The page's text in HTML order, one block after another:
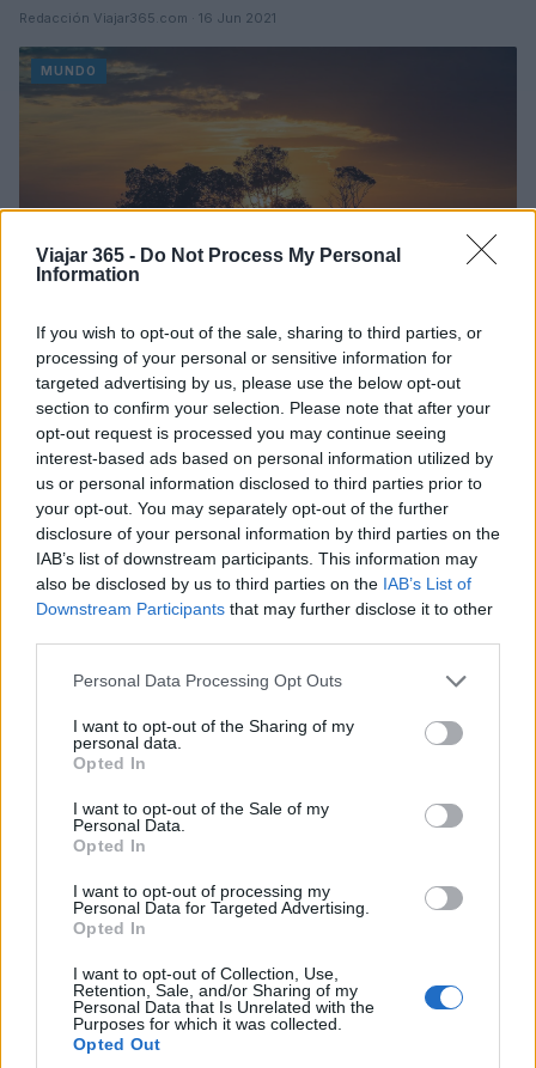
Viajar 365 - Do Not Process My Personal
Information
If you wish to opt-out of the sale, sharing to third parties, or
processing of your personal or sensitive information for
targeted advertising by us, please use the below opt-out
section to confirm your selection. Please note that after your
opt-out request is processed you may continue seeing
interest-based ads based on personal information utilized by
us or personal information disclosed to third parties prior to
your opt-out. You may separately opt-out of the further
disclosure of your personal information by third parties on the
IAB’s list of downstream participants. This information may
also be disclosed by us to third parties on the IAB’s List of
Downstream Participants that may further disclose it to other
Please note that this website/app uses one or more Google
not limited to your visit or usage behaviour. You may click to
grant or deny consent to Google and its third-party tags to
use your data for below specified purposes in below Google
consent section.
Personal Data Processing Opt Outs
I want to opt-out of the Sharing of my
personal data.
Opted In
I want to opt-out of the Sale of my
Personal Data.
Opted In
I want to opt-out of processing my
Personal Data for Targeted Advertising.
Opted In
I want to opt-out of Collection, Use,
Retention, Sale, and/or Sharing of my
Personal Data that Is Unrelated with the
Purposes for which it was collected.
Opted Out
Redacción Viajar365.com · 16 Jun 2021
MUNDO
Las mejores cosas para hacer en Darwin
Al norte de Australia, más cerca de las ciudades del sudeste
asiático, se encuentra Darwin, una ciudad con muchas cosas
por hacer.
Redacción Viajar365.com · 16 Jun 2021
Las mejores escapadas de fin de semana
desde Los Ángeles
Los Ángeles es una ciudad maravillosa, sin embargo, le
traemos los mejores planes de fin de semana fuera de ella.
Redacción Viajar365.com · 16 Jun 2021